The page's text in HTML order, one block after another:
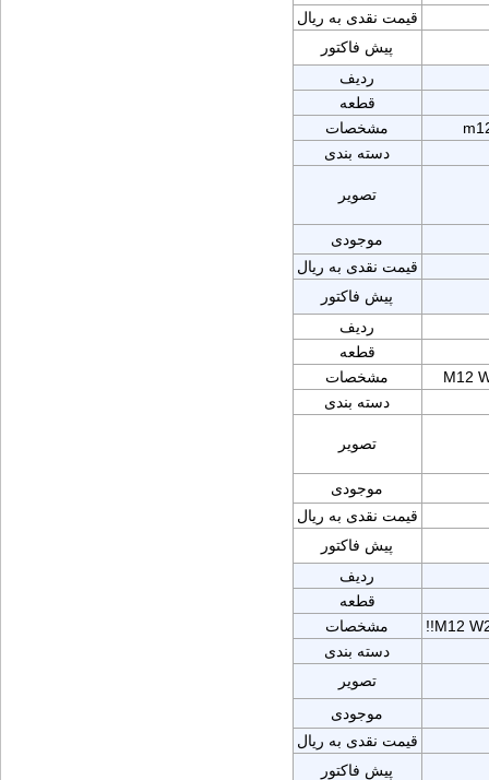
قیمت نقدی به ریال
پیش فاکتور
ردیف
قطعه
مشخصات
دسته بندی
تصویر
موجودی
قیمت نقدی به ریال
پیش فاکتور
ردیف
قطعه
مشخصات
M12
دسته بندی
تصویر
موجودی
قیمت نقدی به ریال
پیش فاکتور
ردیف
قطعه
مشخصات
!!M12
دسته بندی
تصویر
موجودی
قیمت نقدی به ریال
پیش فاکتور